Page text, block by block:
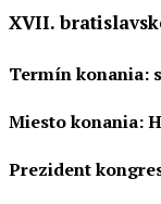
XVII.
Termín konania:
Miesto konania:
Prezident